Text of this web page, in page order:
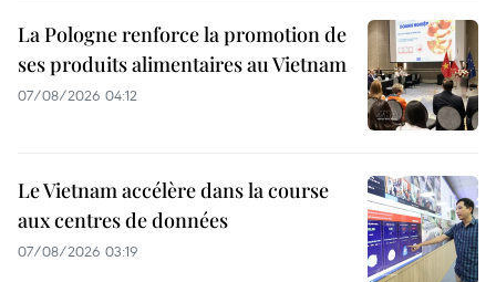
La Pologne renforce la promotion de
ses produits alimentaires au Vietnam
07/08/2026 04:12
Le Vietnam accélère dans la course
aux centres de données
07/08/2026 03:19